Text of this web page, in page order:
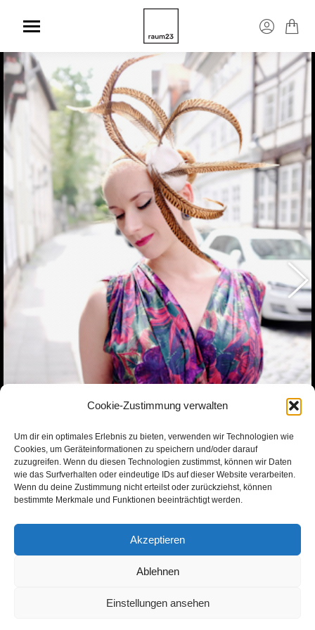
Cookie-Zustimmung verwalten
Um dir ein optimales Erlebnis zu bieten, verwenden wir Technologien wie
Cookies, um Geräteinformationen zu speichern und/oder darauf
zuzugreifen. Wenn du diesen Technologien zustimmst, können wir Daten
wie das Surfverhalten oder eindeutige IDs auf dieser Website verarbeiten.
Wenn du deine Zustimmung nicht erteilst oder zurückziehst, können
bestimmte Merkmale und Funktionen beeinträchtigt werden.
Akzeptieren
Ablehnen
Einstellungen ansehen